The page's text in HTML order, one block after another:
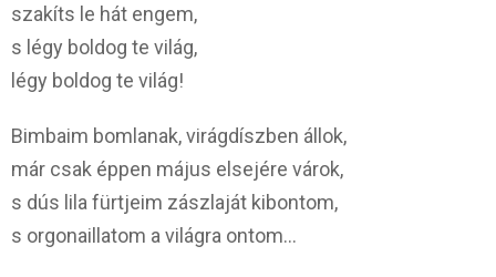
szakíts le hát engem,
s légy boldog te világ,
légy boldog te világ!
Bimbaim bomlanak, virágdíszben állok,
már csak éppen május elsejére várok,
s dús lila fürtjeim zászlaját kibontom,
s orgonaillatom a világra ontom…